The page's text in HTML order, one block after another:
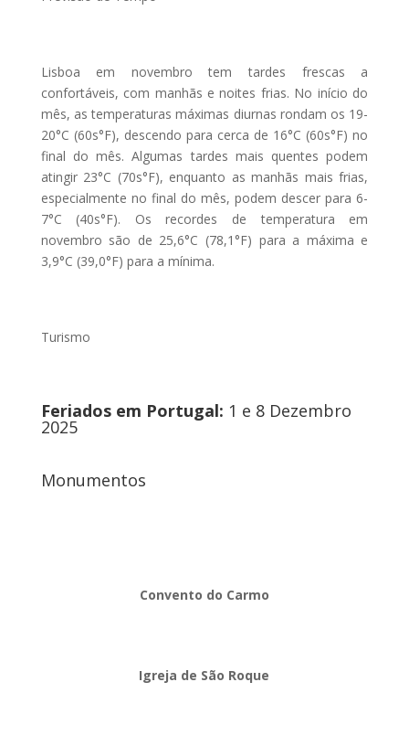
Lisboa em novembro tem tardes frescas a
confortáveis, com manhãs e noites frias. No início do
mês, as temperaturas máximas diurnas rondam os 19-
20°C (60s°F), descendo para cerca de 16°C (60s°F) no
final do mês. Algumas tardes mais quentes podem
atingir 23°C (70s°F), enquanto as manhãs mais frias,
especialmente no final do mês, podem descer para 6-
7°C (40s°F). Os recordes de temperatura em
novembro são de 25,6°C (78,1°F) para a máxima e
3,9°C (39,0°F) para a mínima.
Turismo
Feriados em Portugal: 1 e 8 Dezembro
2025
Monumentos
Convento do Carmo
Igreja de São Roque